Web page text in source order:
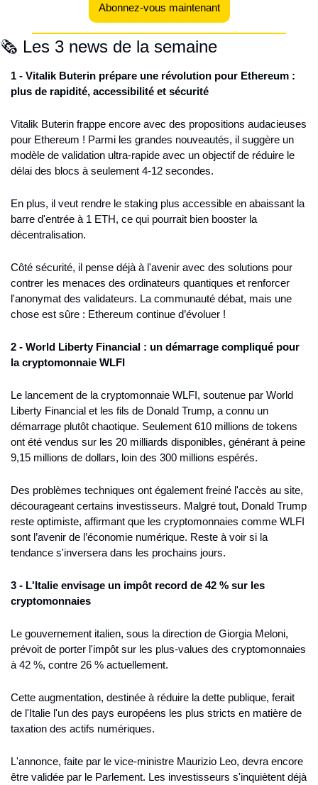
Abonnez-vous maintenant
🗞️ Les 3 news de la semaine
1 - Vitalik Buterin prépare une révolution pour Ethereum :
plus de rapidité, accessibilité et sécurité
Vitalik Buterin frappe encore avec des propositions audacieuses
pour Ethereum ! Parmi les grandes nouveautés, il suggère un
modèle de validation ultra-rapide avec un objectif de réduire le
délai des blocs à seulement 4-12 secondes.
En plus, il veut rendre le staking plus accessible en abaissant la
barre d'entrée à 1 ETH, ce qui pourrait bien booster la
décentralisation.
Côté sécurité, il pense déjà à l'avenir avec des solutions pour
contrer les menaces des ordinateurs quantiques et renforcer
l'anonymat des validateurs. La communauté débat, mais une
chose est sûre : Ethereum continue d’évoluer !
2 - World Liberty Financial : un démarrage compliqué pour
la cryptomonnaie WLFI
Le lancement de la cryptomonnaie WLFI, soutenue par World
Liberty Financial et les fils de Donald Trump, a connu un
démarrage plutôt chaotique. Seulement 610 millions de tokens
ont été vendus sur les 20 milliards disponibles, générant à peine
9,15 millions de dollars, loin des 300 millions espérés.
Des problèmes techniques ont également freiné l'accès au site,
décourageant certains investisseurs. Malgré tout, Donald Trump
reste optimiste, affirmant que les cryptomonnaies comme WLFI
sont l’avenir de l’économie numérique. Reste à voir si la
tendance s'inversera dans les prochains jours.
3 - L'Italie envisage un impôt record de 42 % sur les
cryptomonnaies
Le gouvernement italien, sous la direction de Giorgia Meloni,
prévoit de porter l'impôt sur les plus-values des cryptomonnaies
à 42 %, contre 26 % actuellement.
Cette augmentation, destinée à réduire la dette publique, ferait
de l'Italie l'un des pays européens les plus stricts en matière de
taxation des actifs numériques.
L'annonce, faite par le vice-ministre Maurizio Leo, devra encore
être validée par le Parlement. Les investisseurs s'inquiètent déjà